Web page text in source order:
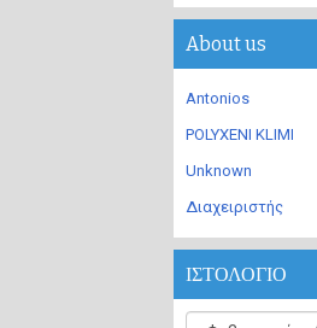
About us
Antonios
POLYXENI KLIMI
Unknown
Διαχειριστής
ΙΣΤΟΛΟΓΙΟ